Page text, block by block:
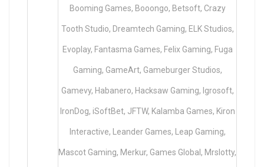
Booming Games, Booongo, Betsoft, Crazy
Tooth Studio, Dreamtech Gaming, ELK Studios,
Evoplay, Fantasma Games, Felix Gaming, Fuga
Gaming, GameArt, Gameburger Studios,
Gamevy, Habanero, Hacksaw Gaming, Igrosoft,
IronDog, iSoftBet, JFTW, Kalamba Games, Kiron
Interactive, Leander Games, Leap Gaming,
Mascot Gaming, Merkur, Games Global, Mrslotty,